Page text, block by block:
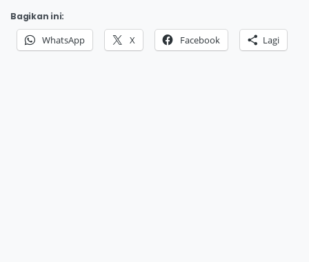
Bagikan ini:
WhatsApp X Facebook Lagi